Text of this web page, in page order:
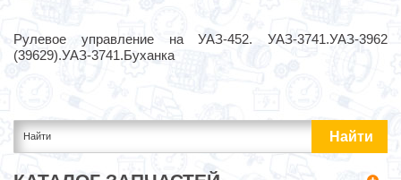
Рулевое управление на УАЗ-452. УАЗ-3741.УАЗ-3962
(39629).УАЗ-3741.Буханка